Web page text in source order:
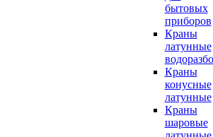
бытовых
приборов
Краны
латунные
Краны
конусные
латунные
Краны
шаровые